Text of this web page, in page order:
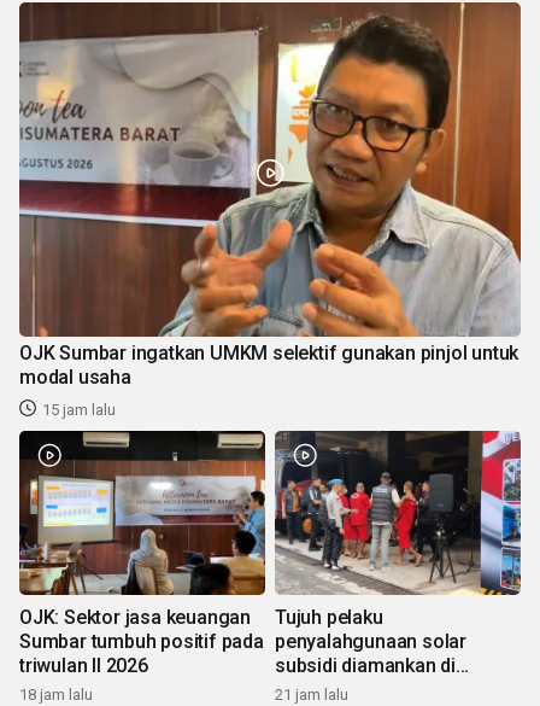
OJK Sumbar ingatkan UMKM selektif gunakan pinjol untuk
modal usaha
15 jam lalu
OJK: Sektor jasa keuangan
Sumbar tumbuh positif pada
triwulan II 2026
18 jam lalu
Tujuh pelaku
penyalahgunaan solar
subsidi diamankan di
Sumbar
21 jam lalu